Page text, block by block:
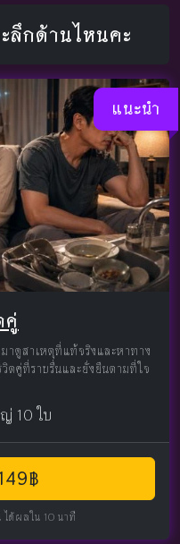
ลึกด้านไหนคะ
แนะนำ
คู่
าดูสาเหตุที่แท้จริงและหาทาง
ตคู่ที่ราบรื่นและยั่งยืนตามที่ใจ
10 ใบ
฿
ด้ผลใน 10 นาที